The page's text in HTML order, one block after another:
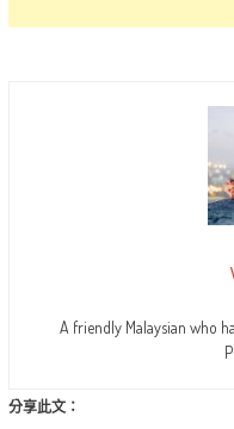
A friendly Malaysian who
分享此文：